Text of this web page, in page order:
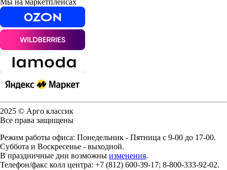
Мы на маркетплейсах
2025 © Арго классик
Все права защищены
Режим работы офиса: Понедельник - Пятница с 9-00 до 17-00.
Суббота и Воскресенье - выходной.
В праздничные дни возможны изменения.
Телефон/факс колл центра: +7 (812) 600-39-17; 8-800-333-92-02.